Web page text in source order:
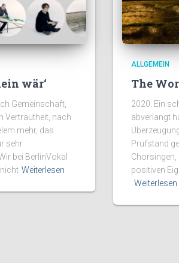
wär‘
Gemeinschaft,
Vertrautheit, nach
mehr, das
sehr
bei BerlinVokal
Weiterlesen
ALLGEMEIN
The
2020. Ein
abverlangt
Prüfstand
Chorsingen,
positiven
Weiterlesen